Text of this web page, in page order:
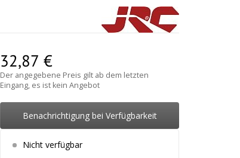
32,87 €
Der angegebene Preis gilt ab dem letzten
Eingang, es ist kein Angebot
Benachrichtigung bei Verfügbarkeit
Nicht verfügbar